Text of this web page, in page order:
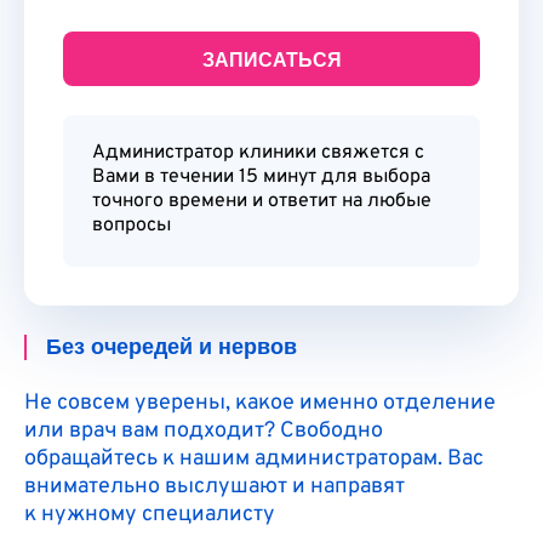
Администратор клиники свяжется с
Вами в течении 15 минут для выбора
точного времени и ответит на любые
вопросы
Без очередей и нервов
Не совсем уверены, какое именно отделение
или врач вам подходит? Свободно
обращайтесь к нашим администраторам. Вас
внимательно выслушают и направят
к нужному специалисту